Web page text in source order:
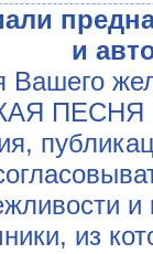
и
Вашего
ПЕСНЯ
и
из